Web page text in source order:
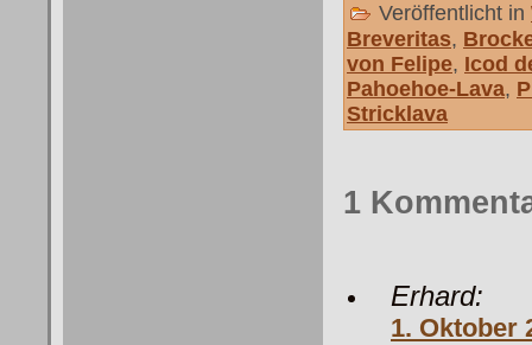
Veröffentlicht in
Breveritas,
von Felipe, Icod
Pahoehoe-Lava,
Stricklava
1
Erhard:
1. Oktober